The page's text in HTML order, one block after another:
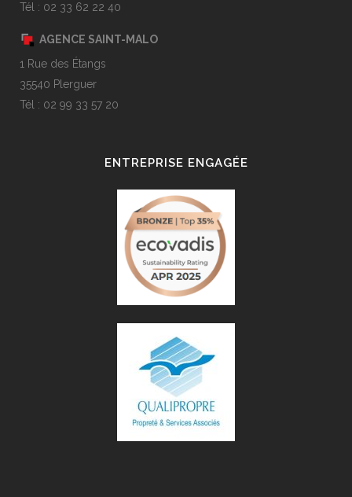
Tél : 02 33 62 22 40
AGENCE SAINT-MALO
1 Rue des Étangs
35540 Plerguer
Tél : 02 99 33 57 20
ENTREPRISE ENGAGÉE